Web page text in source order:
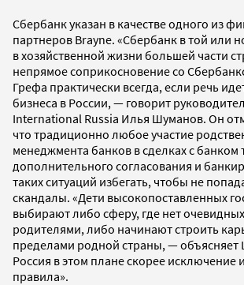
Сбербанк указан в качестве одного из
партнеров Brayne. «Сбербанк в той или
в хозяйственной жизни большей части
непрямое соприкосновение со
Грефа практически всегда, если речь
бизнеса в России, — говорит
International Russia Илья Шуманов. Он
что традиционно любое участие
менеджмента банков в сделках с банком
дополнительного согласования и
таких ситуаций избегать, чтобы не
скандалы. «Дети высокопоставленных
выбирают либо сферу, где нет
родителями, либо начинают строить
пределами родной страны, —
Россия в этом плане скорее исключение
правила».